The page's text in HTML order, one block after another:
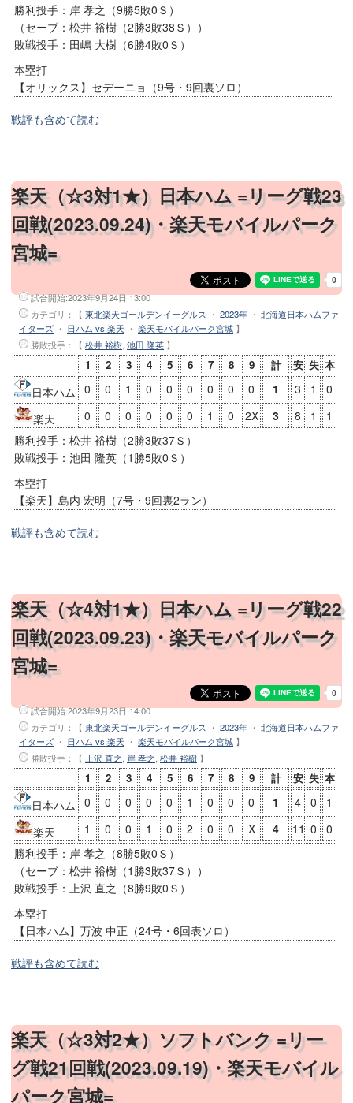
勝利投手：岸 孝之（9勝5敗0Ｓ）
（セーブ：松井 裕樹（2勝3敗38Ｓ））
敗戦投手：田嶋 大樹（6勝4敗0Ｓ）
本塁打
【オリックス】セデーニョ（9号・9回裏ソロ）
戦評も含めて読む
楽天（☆3対1★）日本ハム =リーグ戦23
回戦(2023.09.24)・楽天モバイルパーク
宮城=
試合開始:2023年9月24日 13:00
カテゴリ：【 東北楽天ゴールデンイーグルス ・ 2023年 ・ 北海道日本ハムファ
イターズ ・ 日ハム vs.楽天 ・ 楽天モバイルパーク宮城 】
勝敗投手 ：【 松井 裕樹 池田 隆英 】
1 2 3 4 5 6 7 8 9 計 安 失 本
日本ハム 0 0 1 0 0 0 0 0 0 1 3 1
0
楽天
0 0 0 0 0 0 1 0 2X 3 8 1
1
勝利投手：松井 裕樹（2勝3敗37Ｓ）
敗戦投手：池田 隆英（1勝5敗0Ｓ）
本塁打
【楽天】島内 宏明（7号・9回裏2ラン）
戦評も含めて読む
楽天（☆4対1★）日本ハム =リーグ戦22
回戦(2023.09.23)・楽天モバイルパーク
宮城=
試合開始:2023年9月23日 14:00
カテゴリ：【 東北楽天ゴールデンイーグルス ・ 2023年 ・ 北海道日本ハムファ
イターズ ・ 日ハム vs.楽天 ・ 楽天モバイルパーク宮城 】
勝敗投手 ：【 上沢 直之 岸 孝之 松井 裕樹 】
1 2 3 4 5 6 7 8 9 計 安 失 本
日本ハム 0 0 0 0 0 1 0 0 0 1 4 0
1
楽天
1 0 0 1 0 2 0 0 X 4 11 0
0
勝利投手：岸 孝之（8勝5敗0Ｓ）
（セーブ：松井 裕樹（1勝3敗37Ｓ））
敗戦投手：上沢 直之（8勝9敗0Ｓ）
本塁打
【日本ハム】万波 中正（24号・6回表ソロ）
戦評も含めて読む
楽天（☆3対2★）ソフトバンク =リー
グ戦21回戦(2023.09.19)・楽天モバイル
パーク宮城=